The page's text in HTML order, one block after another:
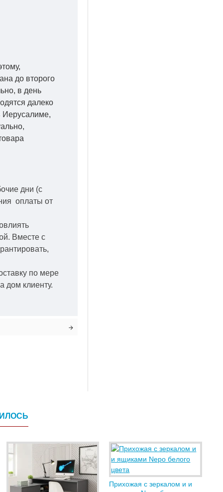
до второго
в день
далеко
Иерусалиме,
дни (с
оплаты от
Вместе с
по мере
дом клиенту.
Прихожая с зеркалом и и